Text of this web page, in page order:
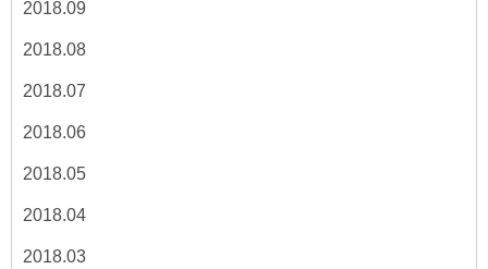
2018.09
2018.08
2018.07
2018.06
2018.05
2018.04
2018.03